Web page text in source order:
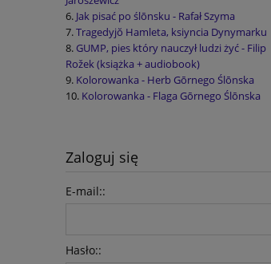
Jak pisać po ślōnsku - Rafał Szyma
Tragedyjŏ Hamleta, ksiyncia Dynymarku
GUMP, pies który nauczył ludzi żyć - Filip
Rožek (książka + audiobook)
Kolorowanka - Herb Gōrnego Ślōnska
Kolorowanka - Flaga Gōrnego Ślōnska
Zaloguj się
E-mail::
Hasło::